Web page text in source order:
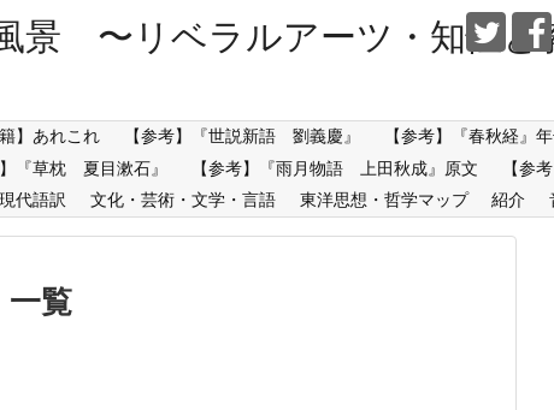
景 〜リベラルアーツ・知性と
籍】あれこれ 【参考】『世説新語 劉義慶』
【参考】『春秋経』
】『草枕 夏目漱石』 【参考】『雨月物語 上田秋成』原文
【参
代語訳 文化・芸術・文学・言語 東洋思想・哲学マップ 紹介
一覧